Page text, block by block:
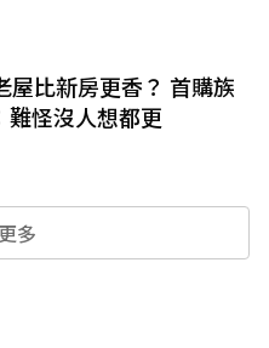
屋比新房更香？ 首購族
難怪沒人想都更
多